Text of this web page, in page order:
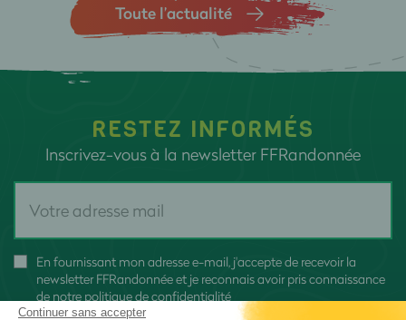
Toute l’actualité
RESTEZ INFORMÉS
Inscrivez-vous à la newsletter FFRandonnée
En fournissant mon adresse e-mail, j'accepte de recevoir la
newsletter FFRandonnée et je reconnais avoir pris connaissance
de notre politique de confidentialité
Continuer sans accepter